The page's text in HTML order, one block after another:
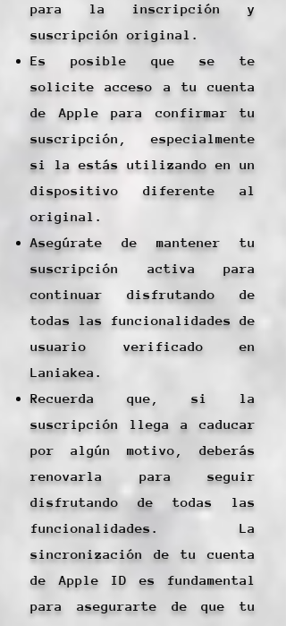
para la inscripción y
suscripción original.
Es posible que se te
solicite acceso a tu cuenta
de Apple para confirmar tu
suscripción, especialmente
si la estás utilizando en un
dispositivo diferente al
original.
Asegúrate de mantener tu
suscripción activa para
continuar disfrutando de
todas las funcionalidades de
usuario verificado en
Laniakea.
Recuerda que, si la
suscripción llega a caducar
por algún motivo, deberás
renovarla para seguir
disfrutando de todas las
funcionalidades. La
sincronización de tu cuenta
de Apple ID es fundamental
para asegurarte de que tu